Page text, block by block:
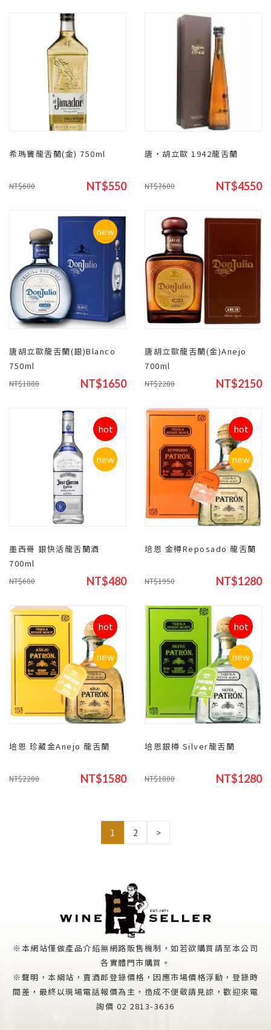
希瑪竇龍舌蘭(金) 750ml
NT$600 NT$550
唐‧胡立歐 1942龍舌蘭
NT$7600 NT$4550
new
唐胡立歐龍舌蘭(銀)Blanco
750ml
NT$1880 NT$1650
唐胡立歐龍舌蘭(金)Anejo
700ml
NT$2280 NT$2150
hot
new
墨西哥 銀快活龍舌蘭酒
700ml
NT$600 NT$480
hot
new
培恩 金樽Reposado 龍舌蘭
NT$1950 NT$1280
hot
new
培恩 珍藏金Anejo 龍舌蘭
NT$2200 NT$1580
hot
new
培恩銀樽 Silver龍舌蘭
NT$1800 NT$1280
1 2 >
※本網站僅做產品介紹無網路販售機制，如若欲購買請至本公司
各實體門市購買。
※聲明，本綱站，賣酒郎登錄價格，因應市場價格浮動，登錄時
間差，最終以現場電話報價為主，造成不便敬請見諒，歡迎來電
詢價 02 2813-3636